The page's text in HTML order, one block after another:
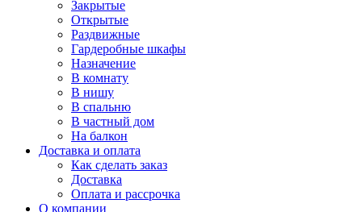
Закрытые
Открытые
Раздвижные
Гардеробные шкафы
Назначение
В комнату
В нишу
В спальню
В частный дом
На балкон
Доставка и оплата
Как сделать заказ
Доставка
Оплата и рассрочка
О компании